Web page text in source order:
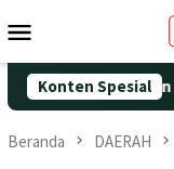
ke
Mobile
Konten Spesial
25 dengan Aksi
Beranda DAERAH